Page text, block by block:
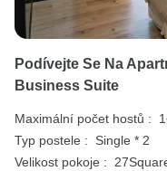
Podívejte Se Na
Business Suite
Maximální počet hostů :
Typ postele :
Single * 2
Velikost pokoje :